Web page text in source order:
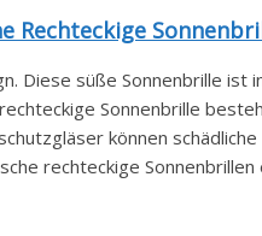
Rechteckige
Diese süße Sonnenbrille ist
Sonnenbrille
können
rechteckige Sonnenbrillen